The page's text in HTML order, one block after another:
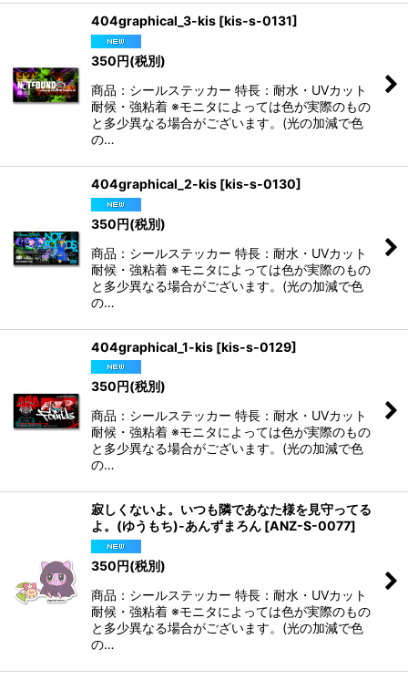
404graphical_3-kis [kis-s-0131]
350円(税別)
商品：シールステッカー 特長：耐水・UVカット
耐候・強粘着 ※モニタによっては色が実際のもの
と多少異なる場合がございます。(光の加減で色
の…
404graphical_2-kis [kis-s-0130]
350円(税別)
商品：シールステッカー 特長：耐水・UVカット
耐候・強粘着 ※モニタによっては色が実際のもの
と多少異なる場合がございます。(光の加減で色
の…
404graphical_1-kis [kis-s-0129]
350 円(税別)
商品：シールステッカー 特長：耐水・UVカット
耐候・強粘着 ※モニタによっては色が実際のもの
と多少異なる場合がございます。(光の加減で色
の…
寂しくないよ。いつも隣であなた様を見守ってる
よ。(ゆうもち)-あんずまろん [ANZ-S-0077]
350円(税別)
商品：シールステッカー 特長：耐水・UVカット
耐候・強粘着 ※モニタによっては色が実際のもの
と多少異なる場合がございます。(光の加減で色
の…